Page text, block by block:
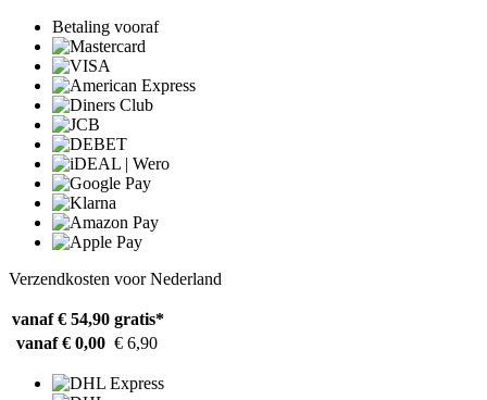
Betaling vooraf
Verzendkosten voor Nederland
vanaf € 54,90 gratis*
vanaf € 0,00 € 6,90